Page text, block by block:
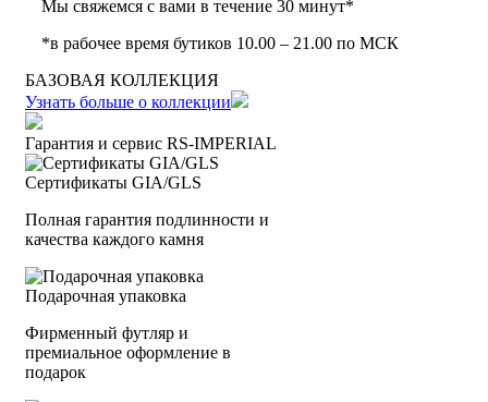
Мы свяжемся с вами в течение 30 минут*
*в рабочее время бутиков 10.00 – 21.00 по МСК
БАЗОВАЯ КОЛЛЕКЦИЯ
Узнать больше о коллекции
Гарантия и сервис RS‑IMPERIAL
Сертификаты GIA/GLS
Полная гарантия подлинности и
качества каждого камня
Подарочная упаковка
Фирменный футляр и
премиальное оформление в
подарок